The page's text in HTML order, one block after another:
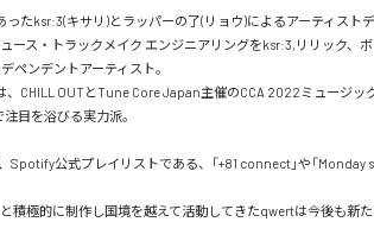
たksr:3(キサリ)とラッパーの了(リョウ)によるアーティスト
ース・トラックメイク エンジニアリングをksr:3,リリック、
ペンデントアーティスト。
、CHILL OUTとTune Core Japan主催のCCA 2022ミュージッ
目を浴びる実力派。
Spotify公式プレイリストである、「+81 connect」や「Monday
積極的に制作し国境を越えて活動してきたqwertは今後も新